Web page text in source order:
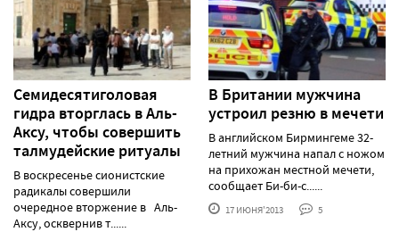
Семидесятиголовая
гидра вторглась в Аль-
Аксу, чтобы совершить
талмудейские ритуалы
В воскресенье сионистские
радикалы совершили
очередное вторжение в Аль-
Аксу, осквернив т......
В Британии мужчина
устроил резню в мечети
В английском Бирмингеме 32-
летний мужчина напал с ножом
на прихожан местной мечети,
сообщает Би-би-с......
17 ИЮНЯ'2013 5